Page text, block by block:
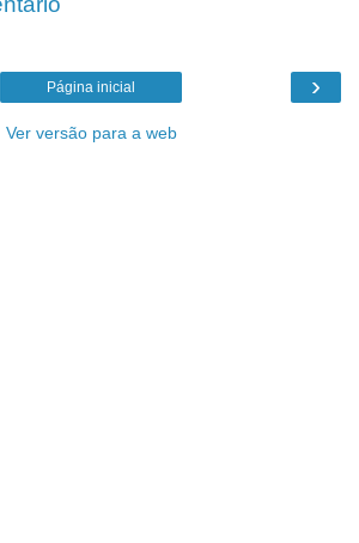
›
Página inicial
Ver versão para a web